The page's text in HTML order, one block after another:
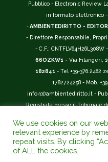
Pubblico - Electronic Review
in formato elettronico -
-AMBIENTEDIRITTO -
- Direttore Responsabile,
- C.F.: CNTFLV64H26L308W -
66OZKW1 - Via Filangeri,
182841 - Tel +39-376.2482
1782724258 - Mob.
info(at)ambientediritto.it -
Registrata presso il Tribunale
La Rivista Giuridica
riconosciuta ed inserita
We use cookies on our
relevant experience by
repeat visits. By clicking
of ALL the cookies.